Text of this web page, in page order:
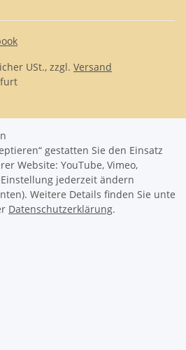
USt., zzgl. Versand
gestatten Sie den Einsatz
Website: YouTube, Vimeo,
jederzeit ändern
Weitere Details finden Sie unte
Datenschutzerklärung.